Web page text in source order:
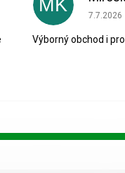
5 hvězdiček.
MK 7.7.2026
Výborný obchod i